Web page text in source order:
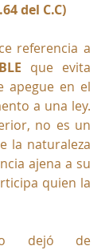
del C.C)
referencia a
que evita
apegue en el
a una ley.
no es un
la naturaleza
ajena a su
quien la
dejó de